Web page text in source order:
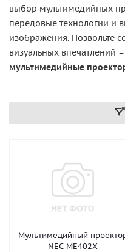
выбор мультимедийных
передовые технологии и
изображения. Позвольте
визуальных впечатлений
мультимедийные
Мультимедийный
NEC ME402X